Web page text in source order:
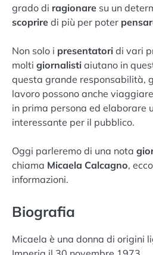
grado di ragionare su un
scoprire di più per poter
Non solo i presentatori di vari
molti giornalisti aiutano in
questa grande responsabilità,
lavoro possono anche
in prima persona ed elaborare
interessante per il pubblico.
Oggi parleremo di una nota
chiama Micaela Calcagno,
informazioni.
Biografia
Micaela è una donna di origini